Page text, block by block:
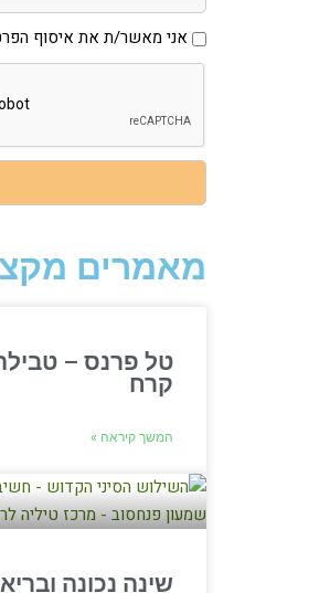
אני
מאשר/ת
את
שמסרתי
בהתאם
למדיניות
הפרטיות
אני מאשר/ת את איסוף
מאמרים
טל פרנס –
קרח
המשך קיראה »
שינה נכונה